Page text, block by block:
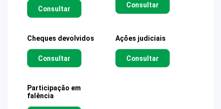
Consultar Consultar
Cheques devolvidos
Consultar
Ações judiciais
Consultar
Participação em
falência